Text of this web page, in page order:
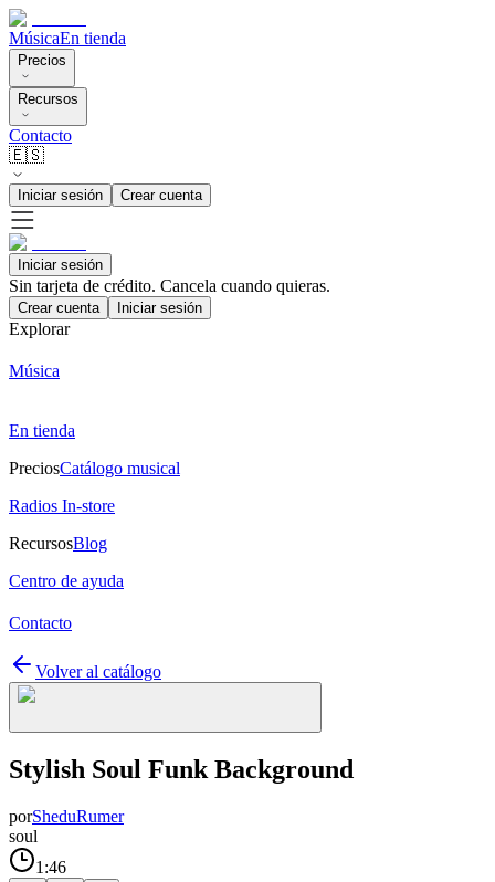
MúsicaEn tienda
Precios
Recursos
Contacto
🇪🇸
Iniciar sesión Crear cuenta
Iniciar sesión
Sin tarjeta de crédito. Cancela cuando quieras.
Crear cuenta Iniciar sesión
Explorar
Música
En tienda
PreciosCatálogo musical
Radios In-store
RecursosBlog
Centro de ayuda
Contacto
Volver al catálogo
Stylish Soul Funk Background
porSheduRumer
soul
1:46